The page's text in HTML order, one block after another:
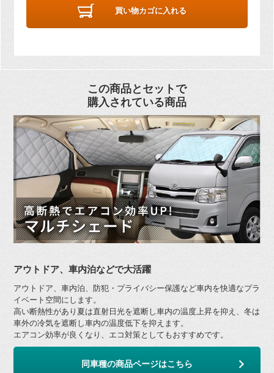
買い物カゴに入れる
この商品とセットで
購入されている商品
アウトドア、車内泊などで大活躍
アウトドア、車内泊、防犯・プライバシー保護など車内を快適なプラ
イベート空間にします。
高い断熱性があり夏は直射日光を遮断し車内の温度上昇を抑え、冬は
車外の冷気を遮断し車内の温度低下を抑えます。
エアコン効率が良くなり、エコ対策としてもおすすめです。
同車種の商品ページはこちら